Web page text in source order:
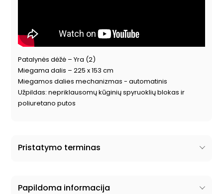
Patalynės dėžė – Yra (2)
Miegama dalis – 225 x 153 cm
Miegamos dalies mechanizmas - automatinis
Užpildas: nepriklausomų kūginių spyruoklių blokas ir
poliuretano putos
Pristatymo terminas
Papildoma informacija